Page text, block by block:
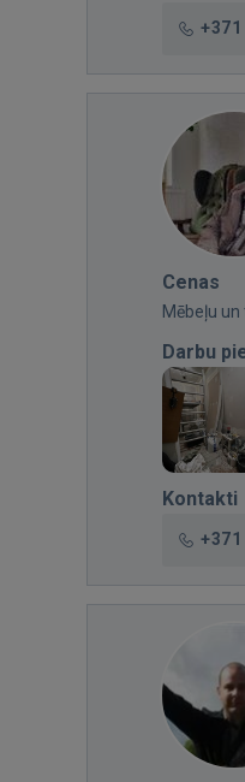
Cenas
Mēbeļu
Darbu
Kontakti